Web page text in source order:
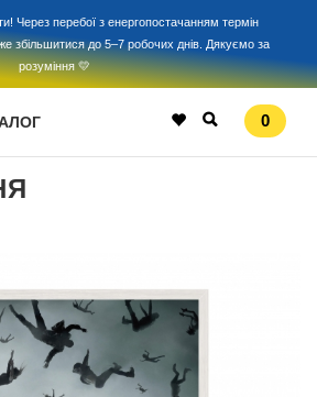
Через перебої з енергопостачанням термін
збільшитися до 5–7 робочих днів. Дякуємо за
розуміння 💛
0